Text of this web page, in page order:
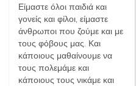
Είμαστε όλοι παιδιά και
γονείς και φίλοι, είμαστε
άνθρωποι που ζούμε και με
τους φόβους μας. Και
κάποιους μαθαίνουμε να
τους πολεμάμε και
κάποιους τους νικάμε και